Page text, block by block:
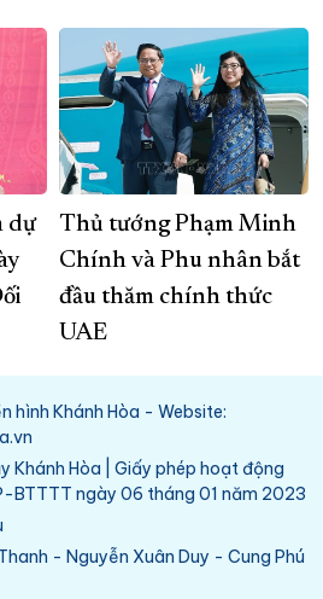
dự
Thủ tướng Phạm Minh
Chính và Phu nhân bắt
đầu thăm chính thức
UAE
hình Khánh Hòa - Website:
Khánh Hòa | Giấy phép hoạt động
BTTTT ngày 06 tháng 01 năm 2023
- Nguyễn Xuân Duy - Cung Phú